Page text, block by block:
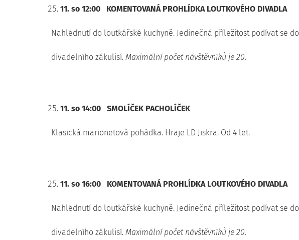
11. so 12:00 KOMENTOVANÁ PROHLÍDKA LOUTKOVÉHO DIVADLA
Nahlédnutí do loutkářské kuchyně. Jedinečná příležitost podívat se do
divadelního zákulisí. Maximální počet návštěvníků je 20.
11. so 14:00 SMOLÍČEK PACHOLÍČEK
Klasická marionetová pohádka. Hraje LD Jiskra. Od 4 let.
11. so 16:00 KOMENTOVANÁ PROHLÍDKA LOUTKOVÉHO DIVADLA
Nahlédnutí do loutkářské kuchyně. Jedinečná příležitost podívat se do
divadelního zákulisí. Maximální počet návštěvníků je 20.